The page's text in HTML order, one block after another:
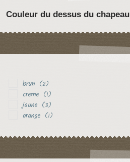
Couleur du dessus du chapeau
brun (2)
creme (1)
jaune (3)
orange (1)